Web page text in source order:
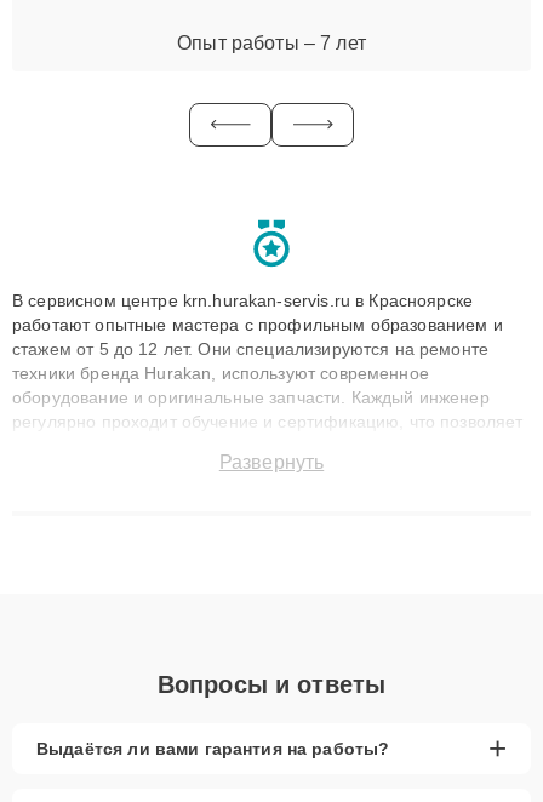
Опыт работы – 7 лет
В сервисном центре krn.hurakan-servis.ru в Красноярске
работают опытные мастера с профильным образованием и
стажем от 5 до 12 лет. Они специализируются на ремонте
техники бренда Hurakan, используют современное
оборудование и оригинальные запчасти. Каждый инженер
регулярно проходит обучение и сертификацию, что позволяет
технику с сохранением гарантии до 3 лет. Наши мастера
Развернуть
Вопросы и ответы
Выдаётся ли вами гарантия на работы? +